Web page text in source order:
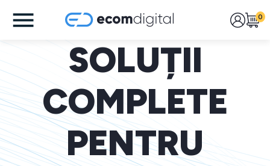
0
SOLUȚII
COMPLETE
PENTRU